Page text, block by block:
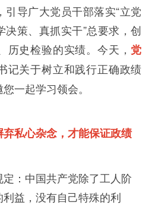
引导广大党员干部落实“立党
决策、真抓实干”总要求，创
历史检验的实绩。今天， 党
记关于树立和践行正确政绩
一起学习领会。
私心杂念，才能保证政绩
：中国共产党除了工人阶
益，没有自己特殊的利